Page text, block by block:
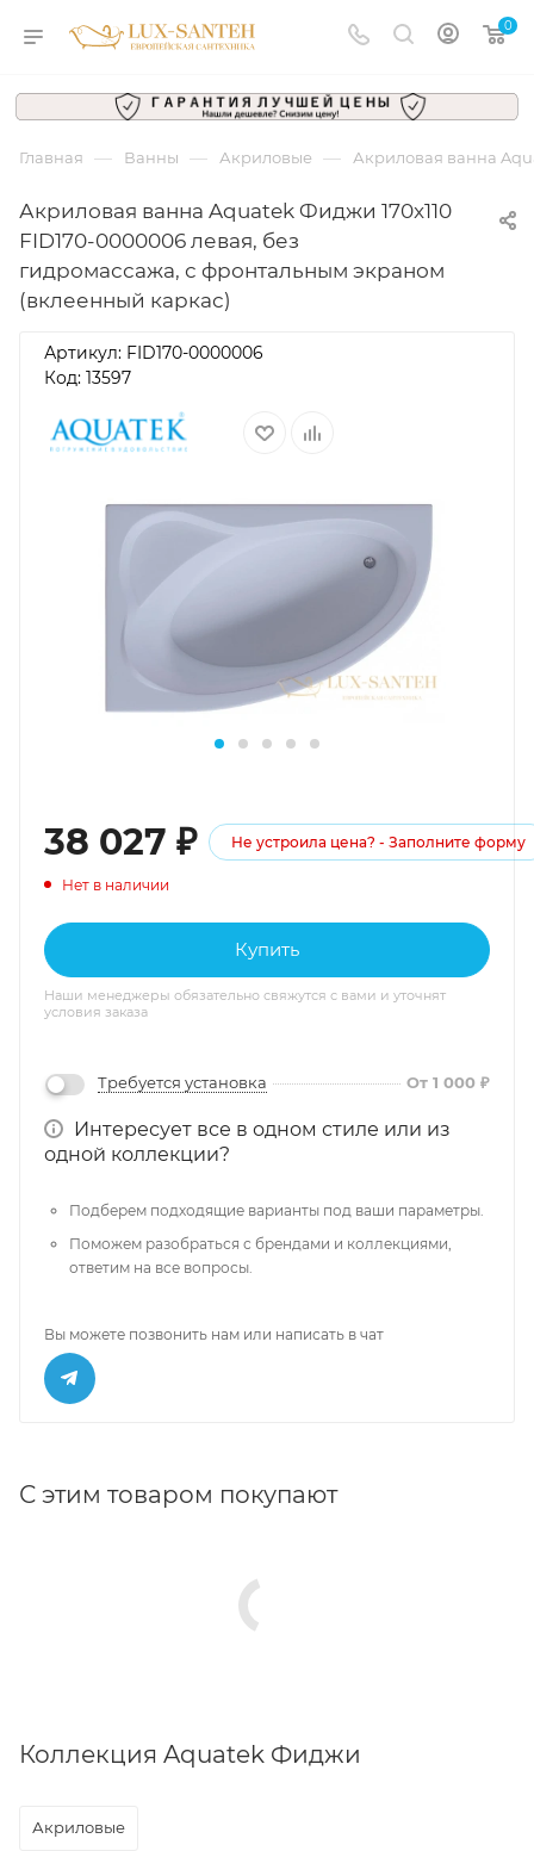
0
Главная — Ванны — Акриловые — Акриловая ванна
Акриловая ванна Aquatek Фиджи 170x110
FID170-0000006 левая, без
гидромассажа, с фронтальным экраном
(вклеенный каркас)
Артикул: FID170-0000006
Код: 13597
38 027 ₽ Не устроила цена? - Заполните форму
Нет в наличии
Купить
Наши менеджеры обязательно свяжутся с вами и уточнят
условия заказа
Требуется установка От 1 000 ₽
Интересует все в одном стиле или из
одной коллекции?
Подберем подходящие варианты под ваши параметры.
Поможем разобраться с брендами и коллекциями,
ответим на все вопросы.
Вы можете позвонить нам или написать в чат
С этим товаром покупают
Коллекция Aquatek Фиджи
Акриловые